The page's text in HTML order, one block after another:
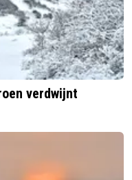
verdwijnt